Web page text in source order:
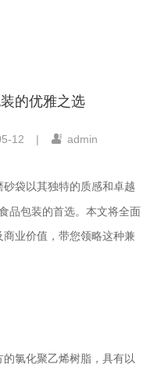
的优雅之选
12 | admin
砂袋以其独特的质感和卓越
品包装的首选。本文将全面
业价值，带您领略这种兼
的氯化聚乙烯树脂，具有以